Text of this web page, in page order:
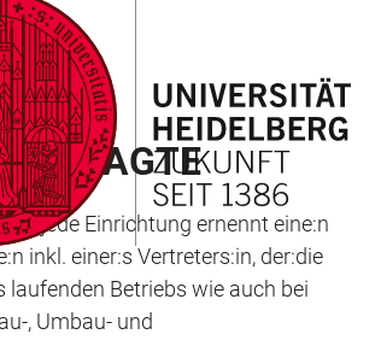
jede Einrichtung ernennt eine:n
inkl. einer:s Vertreters:in, der:die
laufenden Betriebs wie auch bei
, Umbau- und